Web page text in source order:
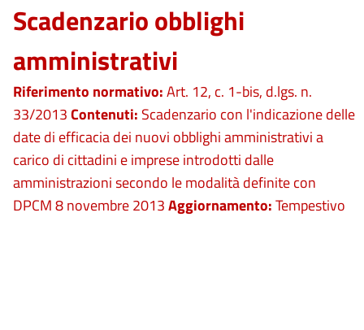
Scadenzario obblighi
amministrativi
Riferimento normativo:Art. 12, c. 1-bis, d.lgs. n.
33/2013Contenuti: Scadenzario con l'indicazione delle
date di efficacia dei nuovi obblighi amministrativi a
carico di cittadini e imprese introdotti dalle
amministrazioni secondo le modalità definite con
DPCM 8 novembre 2013Aggiornamento:Tempestivo